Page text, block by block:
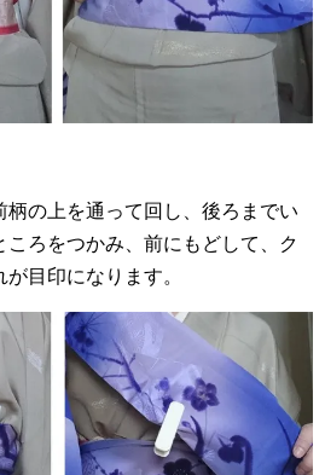
の上を通って回し、後ろまでい
ころをつかみ、前にもどして、ク
目印になります。